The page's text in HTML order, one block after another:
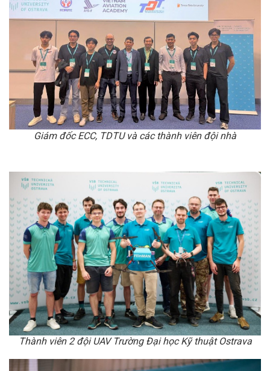
Giám đốc ECC, TDTU và các thành viên đội nhà
Thành viên 2 đội UAV Trường Đại học Kỹ thuật Ostrava